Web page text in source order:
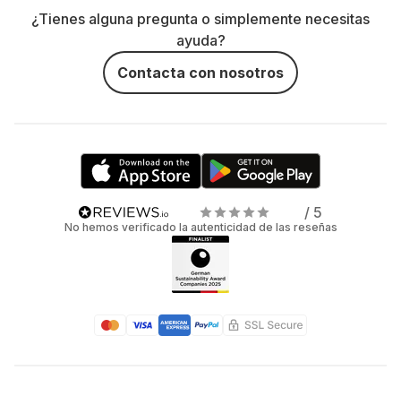
¿Tienes alguna pregunta o simplemente necesitas
ayuda?
Contacta con nosotros
/ 5
No hemos verificado la autenticidad de las reseñas